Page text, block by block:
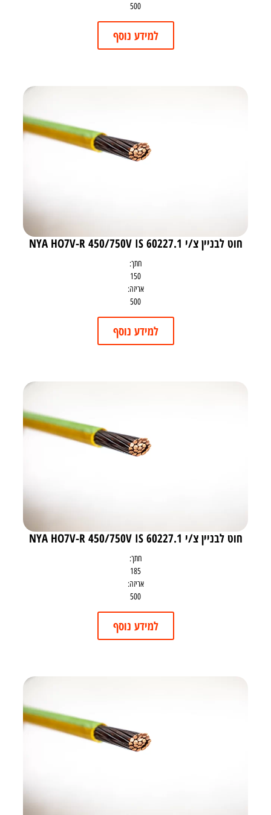
500
למידע נוסף
חוט לבניין צ/י NYA HO7V-R 450/750V IS 60227.1
חתך:
150
אריזה:
500
למידע נוסף
חוט לבניין צ/י NYA HO7V-R 450/750V IS 60227.1
חתך:
185
אריזה:
500
למידע נוסף